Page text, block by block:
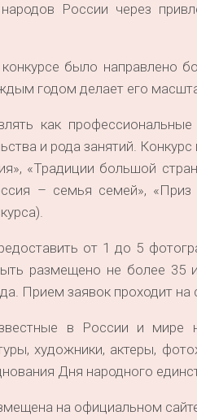
народов России через
было направлено
годом делает его
как
и рода занятий.
«Традиции большой
– семья семей», «Приз
от 1 до 5
размещено не более 35
Прием заявок проходит на
в России и мире
художники, актеры,
Дня народного
на официальном